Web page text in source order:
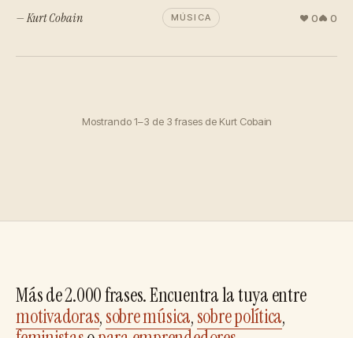
— Kurt Cobain MÚSICA 0 0
Mostrando 1–3 de 3 frases de Kurt Cobain
Más de 2.000 frases. Encuentra la tuya entre
motivadoras,sobre música,sobre política,